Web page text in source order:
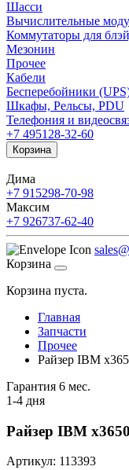
Шасси
Вычислительные
Коммутаторы для
Мезонин
Прочее
Кабели
Бесперебойники
Шкафы, Рельсы, PDU
Телефония и
+7 495128-32-60
Корзина
Дима
+7 915298-70-98
Максим
+7 926737-62-40
Корзина
Корзина пуста.
Главная
Запчасти
Прочее
Райзер IBM
Гарантия 6 мес.
1-4 дня
Райзер IBM
Артикул: 113393